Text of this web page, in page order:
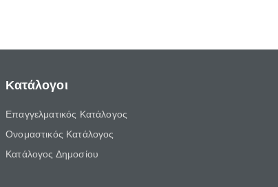
Κατάλογοι
Επαγγελματικός Κατάλογος
Ονομαστικός Κατάλογος
Κατάλογος Δημοσίου